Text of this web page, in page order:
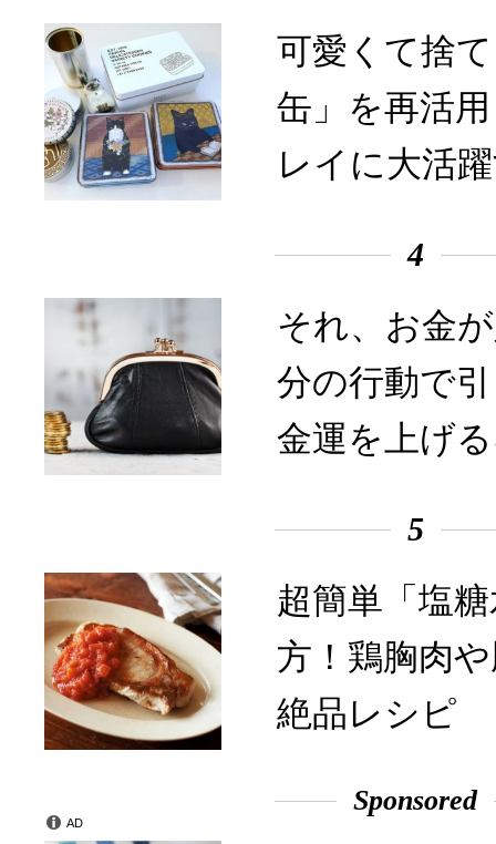
可愛くて捨
缶」を再活
レイに大活
4
それ、お金
分の行動で
金運を上げ
5
超簡単「塩
方！鶏胸肉
絶品レシピ
Sponsored
AD